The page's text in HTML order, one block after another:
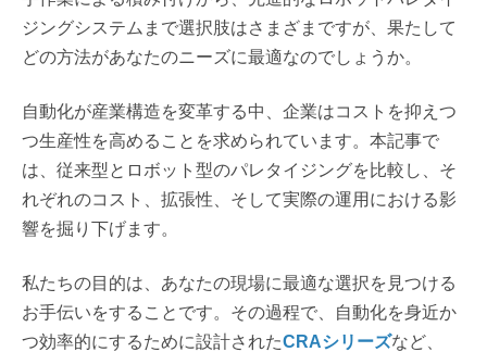
ジングシステムまで選択肢はさまざまですが、果たして
どの方法があなたのニーズに最適なのでしょうか。
自動化が産業構造を変革する中、企業はコストを抑えつ
つ生産性を高めることを求められています。本記事で
は、従来型とロボット型のパレタイジングを比較し、そ
れぞれのコスト、拡張性、そして実際の運用における影
響を掘り下げます。
私たちの目的は、あなたの現場に最適な選択を見つける
お手伝いをすることです。その過程で、自動化を身近か
つ効率的にするために設計されたCRAシリーズなど、